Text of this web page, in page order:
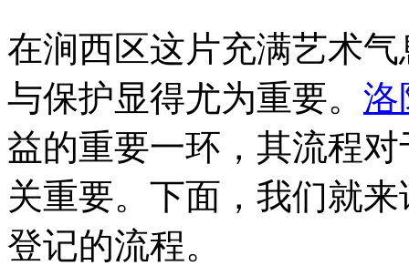
在涧西区这片充满艺术
与保护显得尤为重要。 洛
益的重要一环，其流程
关重要。下面，我们就
登记的流程。